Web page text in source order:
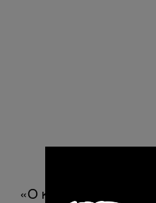
«Ο κόσμος έχει την